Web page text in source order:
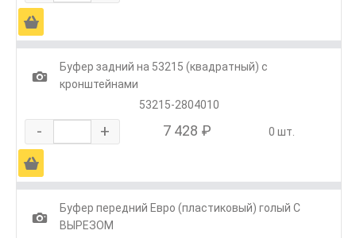
Ä
1
Буфер задний на 53215 (квадратный) с
кронштейнами
53215-2804010
- + 7 428 ₽ 0 шт.
Ä
1
Буфер передний Евро (пластиковый) голый С
ВЫРЕЗОМ